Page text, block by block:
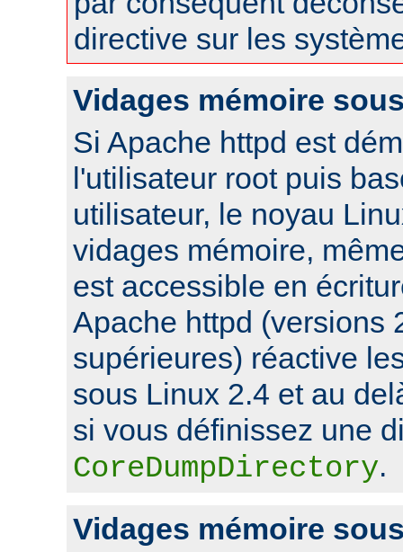
directive sur les
Vidages mémoire
Si Apache httpd est
l'utilisateur root puis
utilisateur, le noyau
vidages mémoire,
est accessible en
Apache httpd (versions
supérieures) réactive
sous Linux 2.4 et au
si vous définissez une
CoreDumpDirectory.
Vidages mémoire